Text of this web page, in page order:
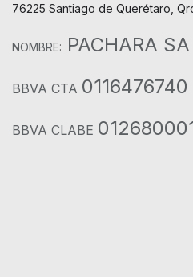
76225 Santiago de Querétaro,
NOMBRE: PACHARA
BBVA CTA 0116476740
BBVA CLABE